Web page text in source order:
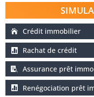
Crédit immobilier
Rachat de crédit
Assurance prêt
Renégociation prêt